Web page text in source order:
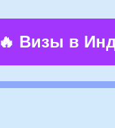
🔥 Визы в